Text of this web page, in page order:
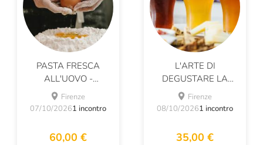
PASTA FRESCA
ALL'UOVO -
SPECIALE PASTA
FRESCA
Firenze
07/10/20261 incontro
60,00 €
L'ARTE DI
DEGUSTARE LA
BIRRA
Firenze
08/10/20261 incontro
35,00 €